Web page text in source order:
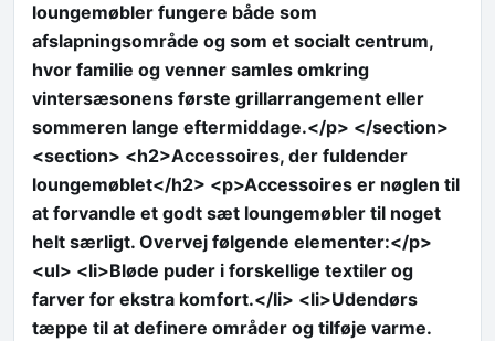
loungemøbler fungere både som
afslapningsområde og som et socialt centrum,
hvor familie og venner samles omkring
vintersæsonens første grillarrangement eller
sommeren lange eftermiddage.</p> </section>
<section> <h2>Accessoires, der fuldender
loungemøblet</h2> <p>Accessoires er nøglen til
at forvandle et godt sæt loungemøbler til noget
helt særligt. Overvej følgende elementer:</p>
<ul> <li>Bløde puder i forskellige textiler og
farver for ekstra komfort.</li> <li>Udendørs
tæppe til at definere områder og tilføje varme.